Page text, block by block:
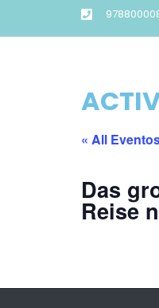
« All
Das
Reise